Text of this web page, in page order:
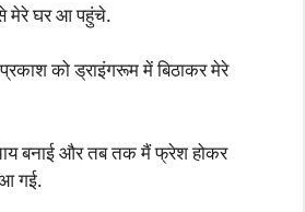
मेरे घर आ पहुंचे.
को ड्राइंगरूम में बिठाकर मेरे
बनाई और तब तक मैं फ्रेश होकर
गई.